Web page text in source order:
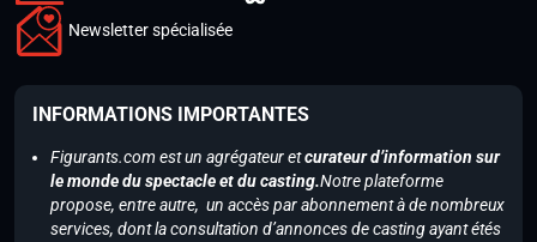
Newsletter spécialisée
INFORMATIONS IMPORTANTES
Figurants.com est un agrégateur etcurateur d’information sur
le monde du spectacle et du casting.Notre plateforme
propose, entre autre, un accès par abonnement à de nombreux
services, dont la consultation d’annonces de casting ayant étés